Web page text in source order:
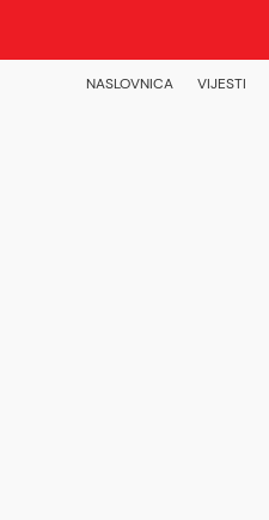
NASLOVNICA VIJESTI